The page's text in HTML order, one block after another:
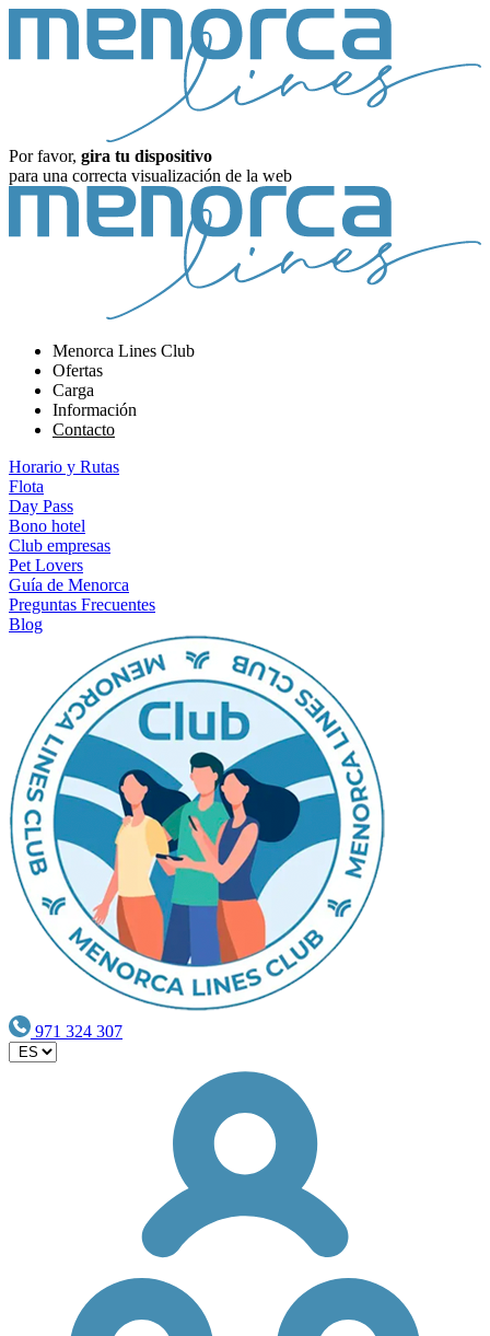
Por favor, gira tu dispositivo
para una correcta visualización de la web
Menorca Lines Club
Ofertas
Carga
Información
Contacto
Horario y Rutas
Flota
Day Pass
Bono hotel
Club empresas
Pet Lovers
Guía de Menorca
Preguntas Frecuentes
Blog
971 324 307